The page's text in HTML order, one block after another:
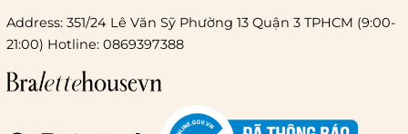
Chi phí giao hàng
Address: 351/24 Lê Văn Sỹ Phường 13 Quận 3 TPHCM (9:00-
21:00) Hotline: 0869397388